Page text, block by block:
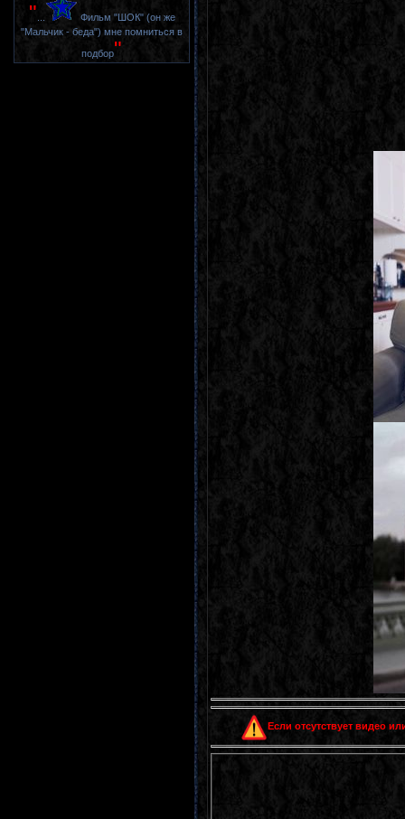
"
Фильм "ШОК" (он же
"Мальчик - беда") мне помниться в
подбор"
Если отсутствует видео